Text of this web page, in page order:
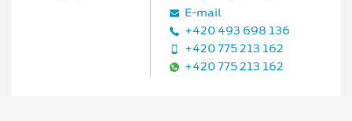
E‑mail
+420 493 698 136
+420 775 213 162
+420 775 213 162